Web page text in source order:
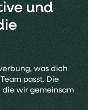
und
was dich
passt. Die
die wir gemeinsam